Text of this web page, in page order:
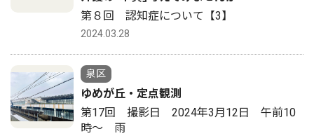
第８回 認知症について【3】
2024.03.28
泉区
ゆめが丘・定点観測
第17回 撮影日 2024年3月12日 午前10
時〜 雨